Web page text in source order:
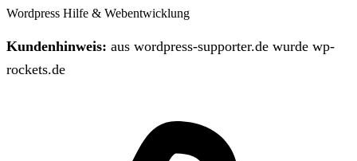
Wordpress Hilfe & Webentwicklung
Kundenhinweis: aus wordpress-supporter.de wurde wp-
rockets.de